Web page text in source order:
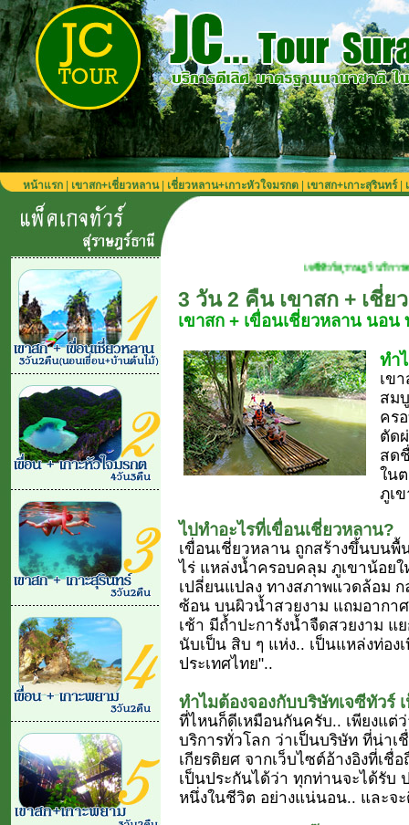
หน้าแรก เขาสก+เชี่ยวหลาน| เชี่ยวหลาน+เกาะหัวใจมรกต เขาสก+เกาะสุรินทร์|
เจซีทัวร์สุราษฎร์ บริการตลอดปี เที่ยวได้ทุก
3 วัน 2 คืน เขาสก + เชี่ย
เขาสก + เขื่อนเชี่ยวหลาน นอ
ทำ
เข
สม
คร
ตัด
สด
ใน
ภูเ
ไปทำอะไรที่เขื่อนเชี่ยวหลาน?
เขื่อนเชี่ยวหลาน ถูกสร้างขึ้นบน
ไร่ แหล่งน้ำครอบคลุม ภูเขาน้อย
เปลี่ยนแปลง ทางสภาพแวดล้อม
ซ้อน บนผิวน้ำสวยงาม แถมอากา
เช้า มีถ้ำปะการังน้ำจืดสวยงาม แ
นับเป็น สิบ ๆ แห่ง.. เป็นแหล่งท่อง
ประเทศไทย"..
ทำไมต้องจองกับบริษัทเจซีทัวร์
ที่ไหนก็ดีเหมือนกันครับ.. เพียงแต่
บริการทั่วโลก ว่าเป็นบริษัท ที่น่าเ
เกียรติยศ จากเว็บไซต์อ้างอิงที่เชื่
เป็นประกันได้ว่า ทุกท่านจะได้รับ
หนึ่งในชีวิต อย่างแน่นอน.. และจ